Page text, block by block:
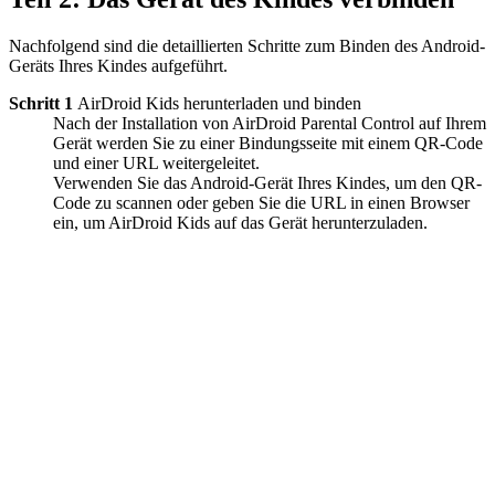
Nachfolgend sind die detaillierten Schritte zum Binden des Android-
Geräts Ihres Kindes aufgeführt.
Schritt 1 AirDroid Kids herunterladen und binden
Nach der Installation von AirDroid Parental Control auf Ihrem
Gerät werden Sie zu einer Bindungsseite mit einem QR-Code
und einer URL weitergeleitet.
Verwenden Sie das Android-Gerät Ihres Kindes, um den QR-
Code zu scannen oder geben Sie die URL in einen Browser
ein, um AirDroid Kids auf das Gerät herunterzuladen.